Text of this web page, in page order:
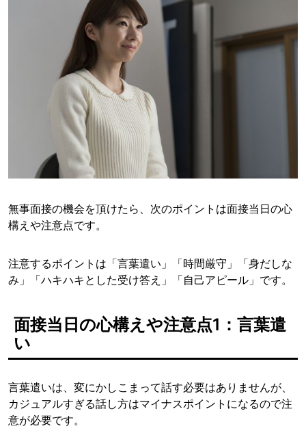
無事面接の機会を頂けたら、次のポイントは面接当日の心
構えや注意点です。
注意するポイントは「言葉遣い」「時間厳守」「身だしな
み」「ハキハキとした受け答え」「自己アピール」です。
面接当日の心構えや注意点1：言葉遣
い
言葉遣いは、変にかしこまって話す必要はありませんが、
カジュアルすぎる話し方はマイナスポイントになるので注
意が必要です。